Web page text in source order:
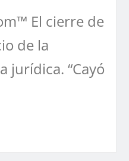
El cierre de
de la
jurídica. “Cayó